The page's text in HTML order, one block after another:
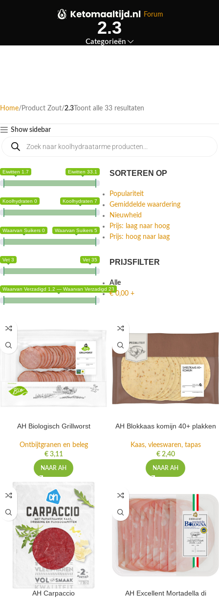
Forum
2.3
Categorieën
Home Product Zout 2.3 Toont alle 33 resultaten
Show sidebar
Eiwitten 1.7 Eiwitten 33.1
Koolhydraten 0 Koolhydraten 7
Waarvan Suikers 0 Waarvan Suikers 5
Vet 3 Vet 35
Waarvan Verzadigd 1.2 — Waarvan Verzadigd 23
SORTEREN OP
Populariteit
Gemiddelde waardering
Nieuwheid
Prijs: laag naar hoog
Prijs: hoog naar laag
PRIJSFILTER
Alle
€0,00 +
AH Biologisch Grillworst
Ontbijtgranen en beleg
€3,11
NAAR AH
AH Blokkaas komijn 40+ plakken
Kaas, vleeswaren, tapas
€2,40
NAAR AH
AH Carpaccio
AH Excellent Mortadella di